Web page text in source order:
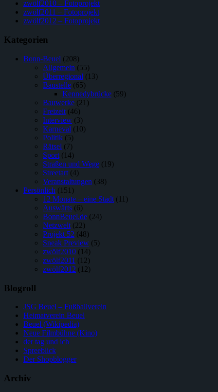
zwölf2010 – Fotoprojekt
zwölf2011 – Fotoprojekt
zwölf2012 – Fotoprojekt
Kategorien
Bonn-Beuel (208)
Allgemein (55)
Überregional (13)
Baustelle (65)
Kennedybrücke (59)
Bauwerke (21)
Freizeit (46)
Interview (3)
Karneval (10)
Politik (5)
Rätsel (7)
Sport (14)
Straßen und Wege (19)
Streetart (4)
Veranstaltungen (38)
Persönlich (151)
12 Monate – eine Stadt (11)
Auswärts (6)
BonnBeuel.de (24)
Netzwelt (22)
Projekt 52 (48)
Sneak Preview (5)
zwölf2010 (14)
zwölf2011 (12)
zwölf2012 (12)
Blogroll
JSG Beuel – Fußballverein
Heimatverein Beuel
Beuel (Wikipedia)
Neue Filmbühne (Kino)
der tag und ich
Spreeblick
Der Shopblogger
Archiv